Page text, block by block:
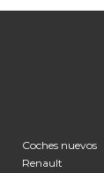
Coches nuevos
Renault